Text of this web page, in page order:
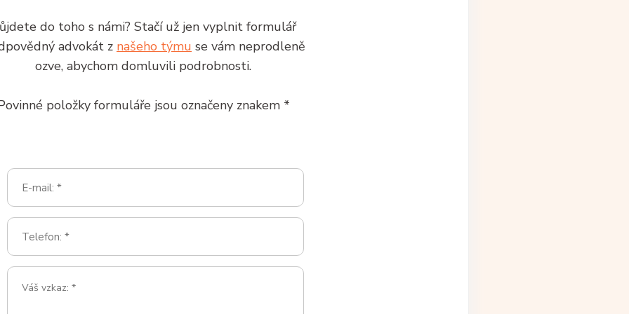
do toho s námi? Stačí už jen vyplnit formulář
advokát z našeho týmu se vám neprodleně
ozve, abychom domluvili podrobnosti.
položky formuláře jsou označeny znakem *